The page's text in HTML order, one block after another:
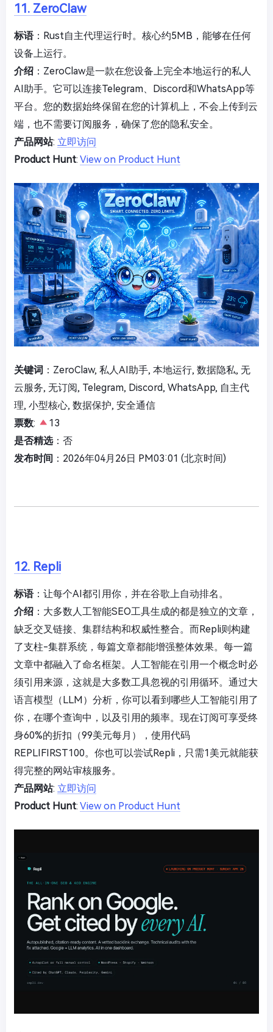
11. ZeroClaw
标语：Rust自主代理运行时。核心约5MB，能够在任何
设备上运行。
介绍 ：ZeroClaw是一款在您设备上完全本地运行的私人
AI助手。它可以连接Telegram、Discord和WhatsApp等
平台。您的数据始终保留在您的计算机上，不会上传到云
端，也不需要订阅服务，确保了您的隐私安全。
产品网站: 立即访问
Product Hunt: View on Product Hunt
关键词 ：ZeroClaw, 私人AI助手, 本地运行, 数据隐私, 无
云服务, 无订阅, Telegram, Discord, WhatsApp, 自主代
理, 小型核心, 数据保护, 安全通信
票数:
13
是否精选：否
发布时间 ：2026年04月26日 PM03:01 (北京时间)
12. Repli
标语：让每个AI都引用你，并在谷歌上自动排名。
介绍 ：大多数人工智能SEO工具生成的都是独立的文章，
缺乏交叉链接、集群结构和权威性整合。而Repli则构建
了支柱-集群系统，每篇文章都能增强整体效果。每一篇
文章中都融入了命名框架。人工智能在引用一个概念时必
须引用来源，这就是大多数工具忽视的引用循环。通过大
语言模型（LLM）分析，你可以看到哪些人工智能引用了
你，在哪个查询中，以及引用的频率。现在订阅可享受终
身60%的折扣（99美元每月），使用代码
REPLIFIRST100。你也可以尝试Repli，只需1美元就能获
得完整的网站审核服务。
产品网站: 立即访问
Product Hunt: View on Product Hunt